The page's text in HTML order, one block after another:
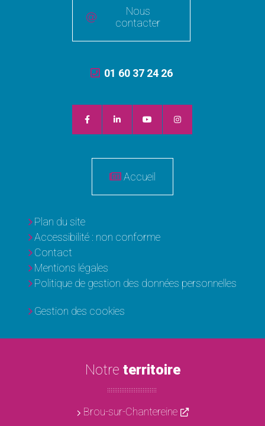
Nous
contacter
01 60 37 24 26
Accueil
Plan du site
Accessibilité : non conforme
Contact
Mentions légales
Politique de gestion des données personnelles
Gestion des cookies
Notre territoire
Brou-sur-Chantereine